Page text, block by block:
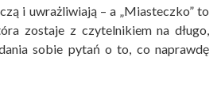
i uwrażliwiają – a „Miasteczko” to
zostaje z czytelnikiem na długo,
sobie pytań o to, co naprawdę